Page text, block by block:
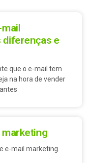
mail
diferenças e
que o e-mail tem
na hora de vender
marketing
e-mail marketing.